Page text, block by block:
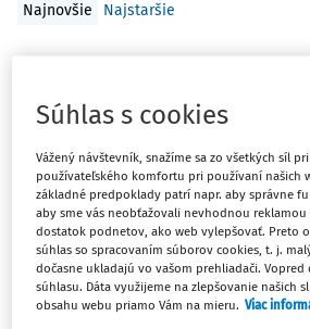
Najnovšie
Najstaršie
zásadou úspechu a
uvážením súdu
Článok sa zaoberá koncepciou
konania podľa Civilného sporového
predovšetkým vzťahom zásady
zásady zavinenia (§ 256 CSP) a
súdu (§ 257 CSP). Analyzuje aj
Súhlas s cookies
Vážený návštevník, snažíme sa zo všetkých síl
používateľského komfortu pri používaní našich
základné predpoklady patrí napr. aby správne
aby sme vás neobťažovali nevhodnou
dostatok podnetov, ako web vylepšovať. Preto
súhlas so spracovaním súborov cookies, t. j.
dočasne ukladajú vo vašom prehliadači. Vopred
súhlasu. Dáta využijeme na zlepšovanie našich
obsahu webu priamo Vám na mieru. Viac